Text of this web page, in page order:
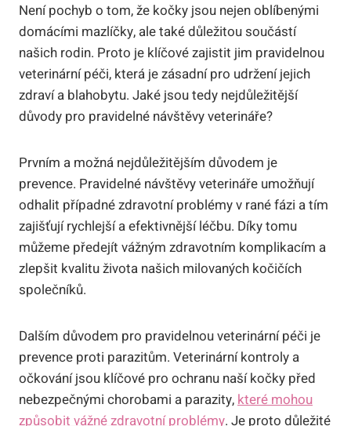
Není pochyb o tom, že kočky jsou nejen oblíbenými
domácími mazlíčky, ale také důležitou součástí
našich rodin. Proto je klíčové zajistit jim pravidelnou
veterinární péči, která je zásadní pro udržení jejich
zdraví a blahobytu. Jaké jsou tedy nejdůležitější
důvody pro pravidelné návštěvy veterináře?
Prvním a možná nejdůležitějším důvodem je
prevence. Pravidelné návštěvy veterináře umožňují
odhalit případné zdravotní problémy v rané fázi a tím
zajišťují rychlejší a efektivnější léčbu. Díky tomu
můžeme předejít vážným zdravotním komplikacím a
zlepšit kvalitu života našich milovaných kočičích
společníků.
Dalším důvodem pro pravidelnou veterinární péči je
prevence proti parazitům. Veterinární kontroly a
očkování jsou klíčové pro ochranu naší kočky před
nebezpečnými chorobami a parazity,které mohou
způsobit vážné zdravotní problémy. Je proto důležité